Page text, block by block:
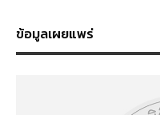
ข้อมูลเผยแพร่